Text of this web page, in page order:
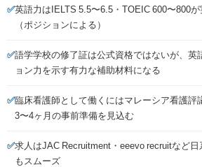
✅英語力はIELTS 5.5〜6.5・TOEIC 600〜800
（ポジションによる）
✅語学学校の修了証は公式資格ではないが、英
ョン力を示す有力な補助材料になる
✅臨床看護師として働くにはマレーシア看護評
3〜4ヶ月の事前準備を見込む
✅求人はJAC Recruitment・eeevo recruitなど
もスムーズ